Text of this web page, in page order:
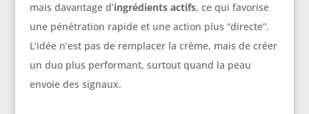
mais davantage d’ingrédients actifs, ce qui favorise
une pénétration rapide et une action plus “directe”.
L’idée n’est pas de remplacer la crème, mais de créer
un duo plus performant, surtout quand la peau
envoie des signaux.